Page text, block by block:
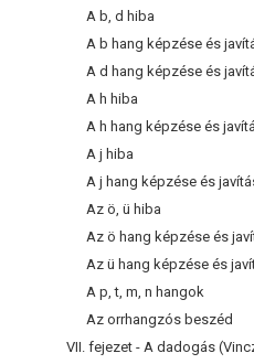
A b, d hiba
A b hang képzése és
A d hang képzése és
A h hiba
A h hang képzése és
A j hiba
A j hang képzése és
Az ö, ü hiba
Az ö hang képzése és
Az ü hang képzése és
A p, t, m, n hangok
Az orrhangzós beszéd
VII. fejezet - A dadogás